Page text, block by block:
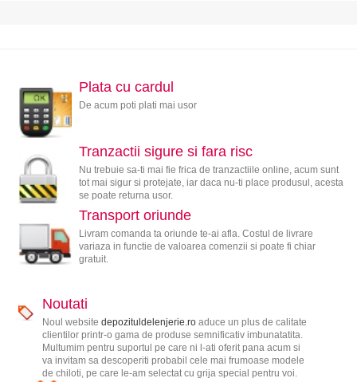
Plata cu cardul
De acum poti plati mai usor
Tranzactii sigure si fara risc
Nu trebuie sa-ti mai fie frica de tranzactiile online, acum sunt
tot mai sigur si protejate, iar daca nu-ti place produsul, acesta
se poate returna usor.
Transport oriunde
Livram comanda ta oriunde te-ai afla. Costul de livrare
variaza in functie de valoarea comenzii si poate fi chiar
gratuit.
Noutati
Noul website depozituldelenjerie.roaduce un plus de calitate
clientilor printr-o gama de produse semnificativ imbunatatita.
Multumim pentru suportul pe care ni l-ati oferit pana acum si
va invitam sa descoperiti probabil cele mai frumoase modele
de chiloti, pe care le-am selectat cu grija special pentru voi.